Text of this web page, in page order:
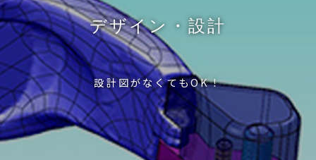
デザイン・設計
設計図がなくてもOK！